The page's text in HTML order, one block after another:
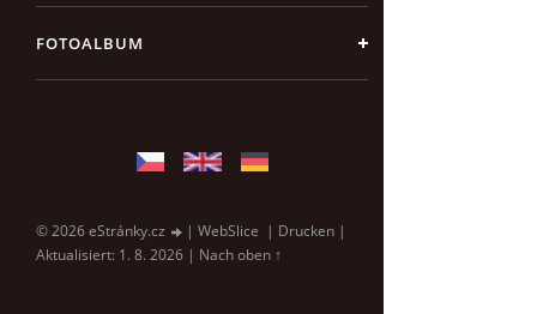
FOTOALBUM
© 2026 eStránky.cz | WebSlice | Drucken |
Aktualisiert: 1. 8. 2026 | Nach oben ↑